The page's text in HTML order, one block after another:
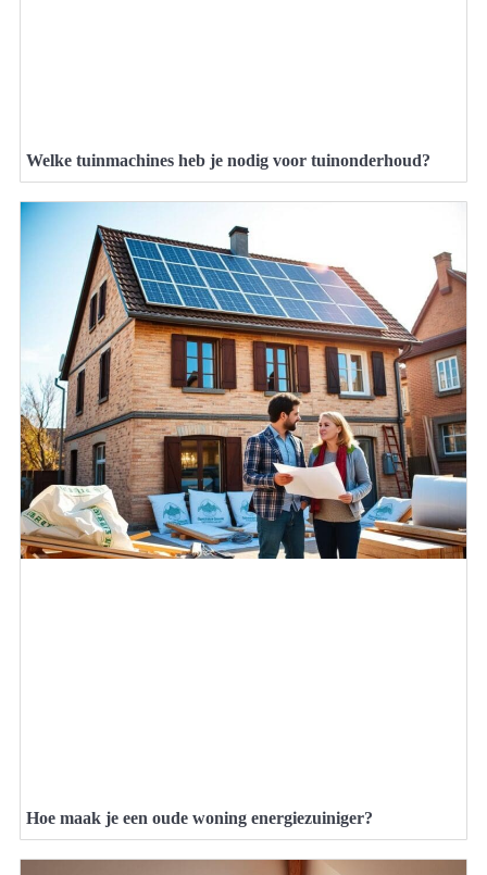
Welke tuinmachines heb je nodig voor tuinonderhoud?
Hoe maak je een oude woning energiezuiniger?